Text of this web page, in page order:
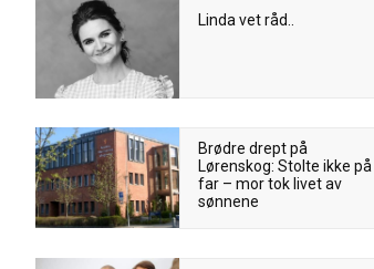
Linda vet råd..
Brødre drept på
Lørenskog: Stolte ikke på
far – mor tok livet av
sønnene